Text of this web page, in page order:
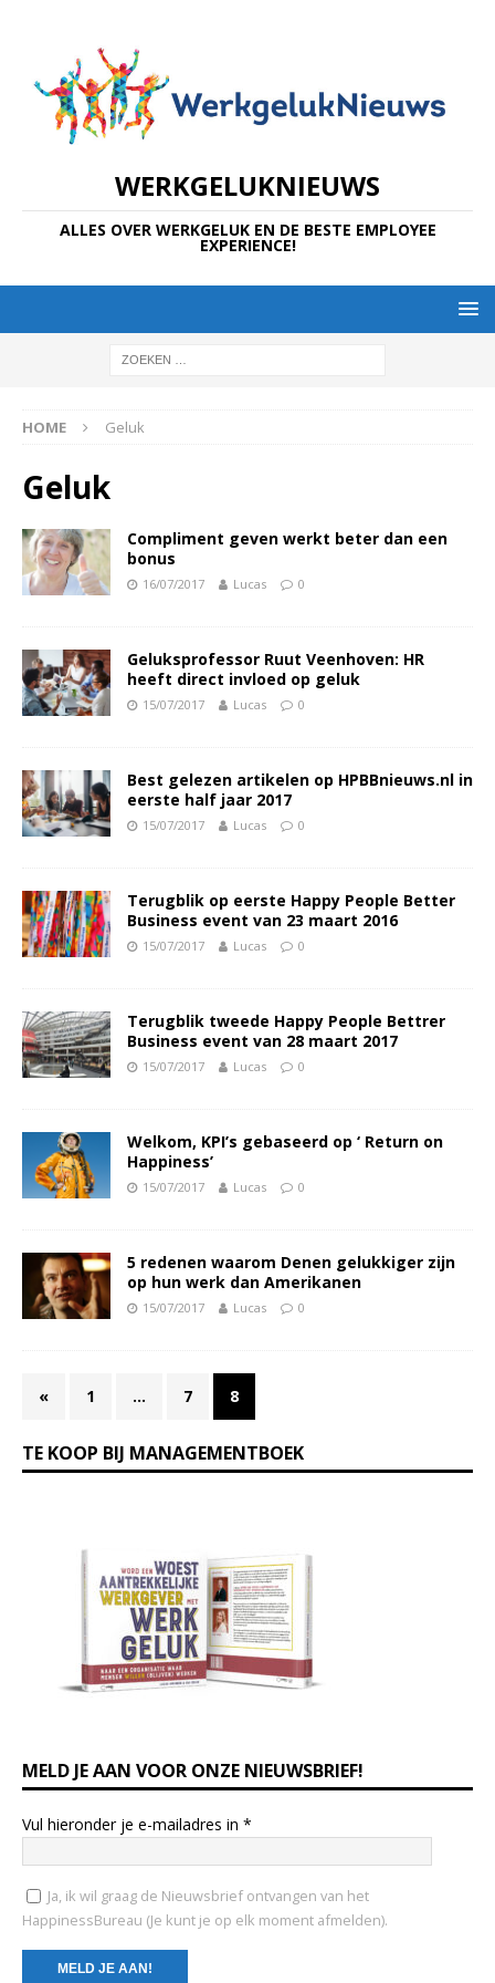
WERKGELUKNIEUWS
ALLES OVER WERKGELUK EN DE BESTE EMPLOYEE
EXPERIENCE!
HOME Geluk
Geluk
Compliment geven werkt beter dan een
bonus
16/07/2017 Lucas 0
Geluksprofessor Ruut Veenhoven: HR
heeft direct invloed op geluk
15/07/2017 Lucas 0
Best gelezen artikelen op HPBBnieuws.nl in
eerste half jaar 2017
15/07/2017 Lucas 0
Terugblik op eerste Happy People Better
Business event van 23 maart 2016
15/07/2017 Lucas 0
Terugblik tweede Happy People Bettrer
Business event van 28 maart 2017
15/07/2017 Lucas 0
Welkom, KPI’s gebaseerd op ‘ Return on
Happiness’
15/07/2017 Lucas 0
5 redenen waarom Denen gelukkiger zijn
op hun werk dan Amerikanen
15/07/2017 Lucas 0
« 1 … 7 8
TE KOOP BIJ MANAGEMENTBOEK
MELD JE AAN VOOR ONZE NIEUWSBRIEF!
Vul hieronder je e-mailadres in *
Ja, ik wil graag de Nieuwsbrief ontvangen van het
HappinessBureau (Je kunt je op elk moment afmelden).